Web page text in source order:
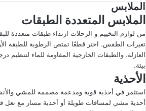
الملابس
الملابس المتعددة الطبقات
من لوازم التخييم و الرحلات ارتداء طبقات متعددة
تغيرات الطقس. اختر قطعًا تمتص الرطوبة للطبقة
العازلة، والطبقات الخارجية المقاومة للماء لتنظيم
بيئة.
الأحذية
استثمر في أحذية قوية ومدعمة مصممة للمشي
أحذية مشي لمسافات طويلة أو أحذية مسار مع نعل